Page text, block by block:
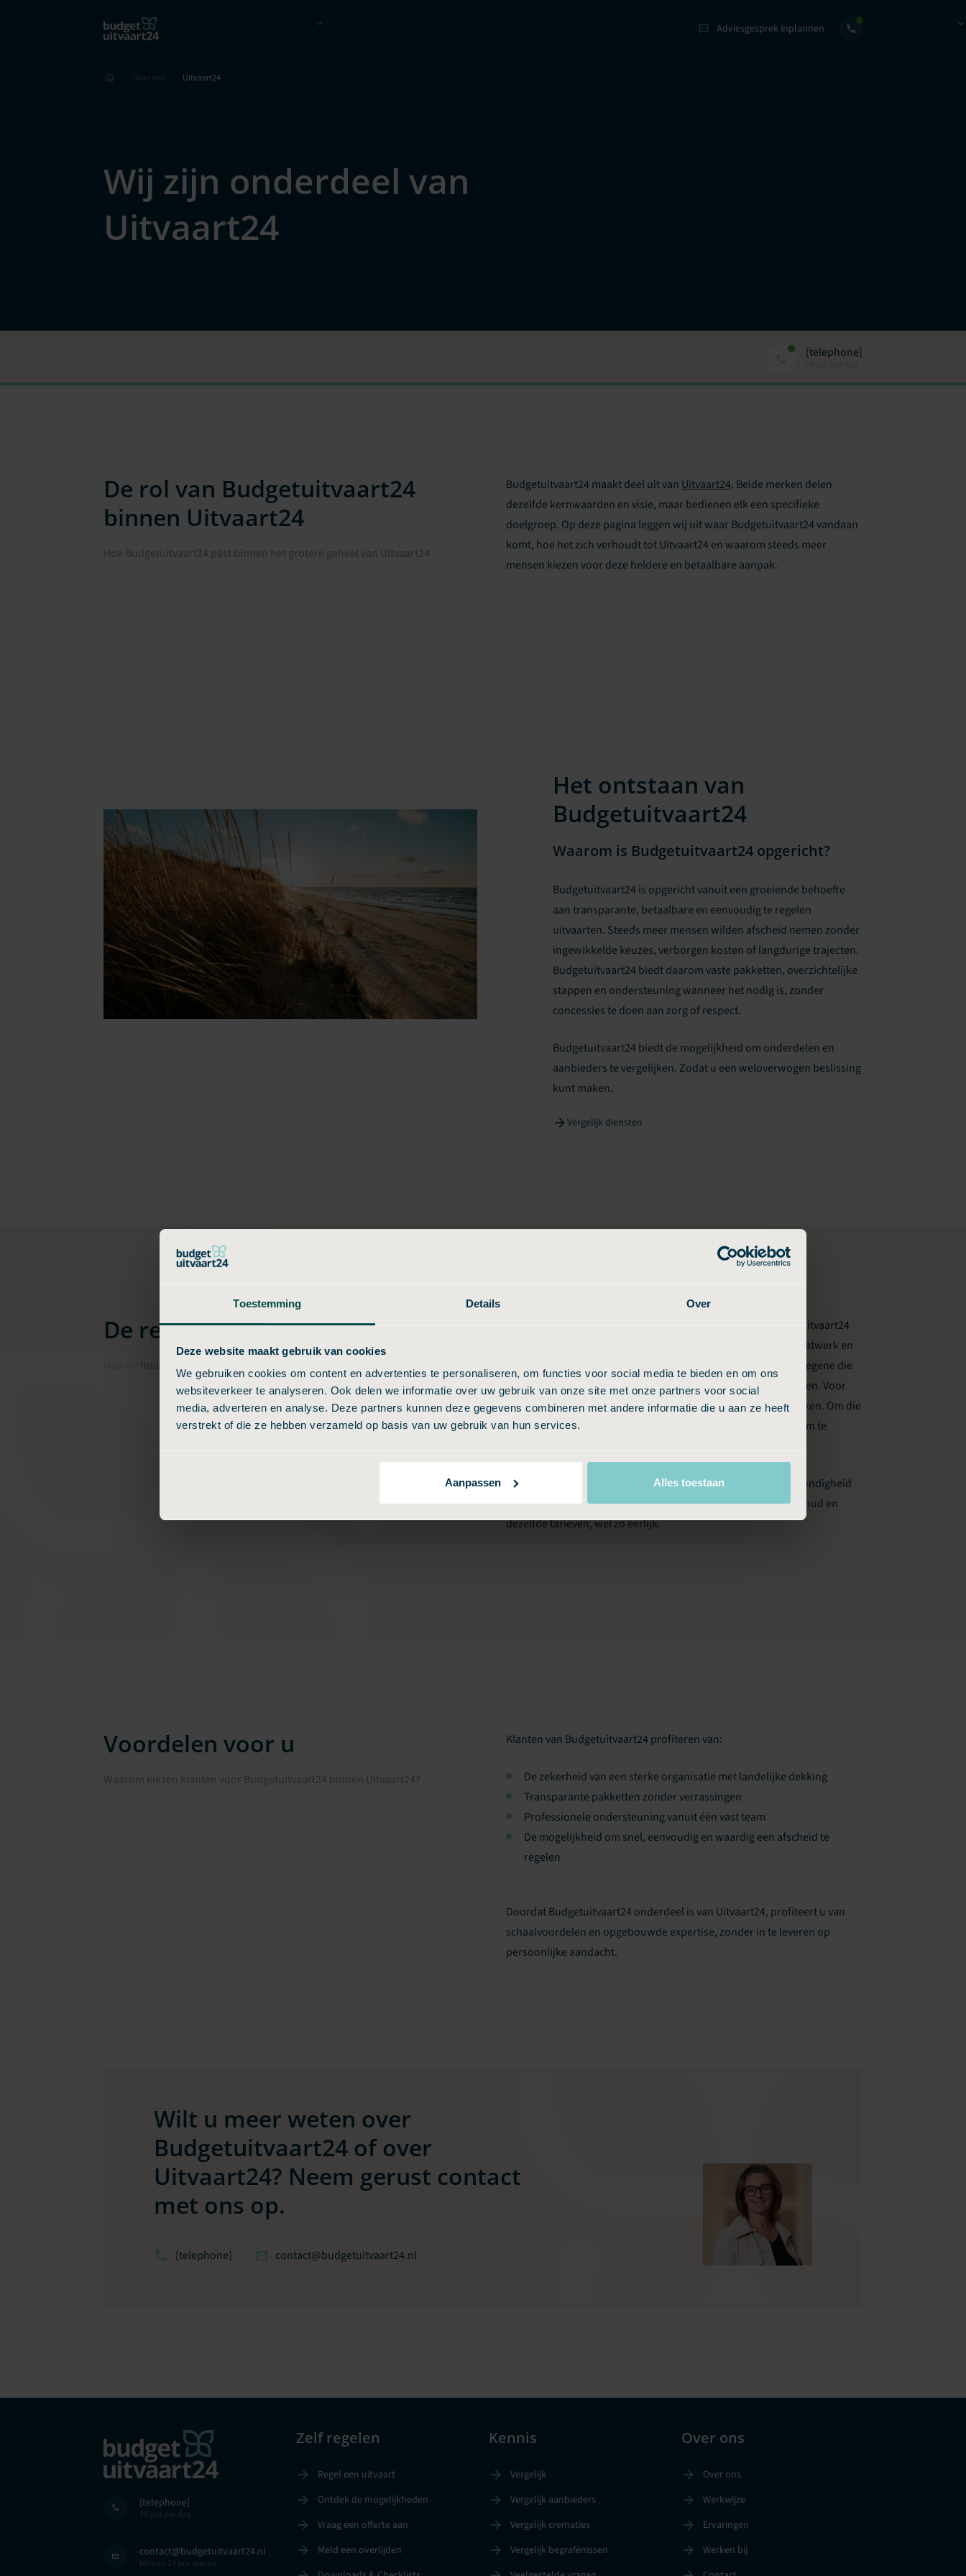
Toestemming Details Over
Deze website maakt gebruik van cookies
We gebruiken cookies om content en advertenties te personaliseren, om functies voor social media te bieden en om ons
websiteverkeer te analyseren. Ook delen we informatie over uw gebruik van onze site met onze partners voor social
media, adverteren en analyse. Deze partners kunnen deze gegevens combineren met andere informatie die u aan ze heeft
verstrekt of die ze hebben verzameld op basis van uw gebruik van hun services.
Aanpassen Alles toestaan
Adviesgesprek inplannen
Over ons Uitvaart24
Wij zijn onderdeel van
Uitvaart24
[telephone]
De rol van Budgetuitvaart24
binnen Uitvaart24
Hoe Budgetuitvaart24 past binnen het grotere geheel van Uitvaart24
Budgetuitvaart24 maakt deel uit van Uitvaart24. Beide merken delen
dezelfde kernwaarden en visie, maar bedienen elk een specifieke
doelgroep. Op deze pagina leggen wij uit waar Budgetuitvaart24 vandaan
komt, hoe het zich verhoudt tot Uitvaart24 en waarom steeds meer
mensen kiezen voor deze heldere en betaalbare aanpak.
Het ontstaan van
Budgetuitvaart24
Waarom is Budgetuitvaart24 opgericht?
Budgetuitvaart24 is opgericht vanuit een groeiende behoefte
aan transparante, betaalbare en eenvoudig te regelen
uitvaarten. Steeds meer mensen wilden afscheid nemen zonder
ingewikkelde keuzes, verborgen kosten of langdurige trajecten.
Budgetuitvaart24 biedt daarom vaste pakketten, overzichtelijke
stappen en ondersteuning wanneer het nodig is, zonder
concessies te doen aan zorg of respect.
Budgetuitvaart24 biedt de mogelijkheid om onderdelen en
aanbieders te vergelijken. Zodat u een weloverwogen beslissing
kunt maken.
Vergelijk diensten
De relatie met Uitvaart24
Hoe verhoudt Budgetuitvaart24 zich tot Uitvaart24?
Budgetuitvaart24 is één van de labels van Uitvaart24. Waarbij Uitvaart24
zich volledig richt op een brede doelgroep met de focus op maatwerk en
persoonlijke begeleiding, is Budgetuitvaart24 ontstaan voor diegene die
zich online wil oriënteren over de inhoud en kosten van diensten. Voor
diegene die prijsbewust is en in alle rust zelf zaken uit wilt zoeken. Om die
reden biedt Budgetuitvaart24 online veel mogelijkheden aan om te
Beide labels bieden echter exact dezelfde infrastructuur, deskundigheid
en toewijding. Diensten kennen bij beide merken dezelfde inhoud en
dezelfde tarieven, wel zo eerlijk.
Voordelen voor u
Waarom kiezen klanten voor Budgetuitvaart24 binnen Uitvaart24?
Klanten van Budgetuitvaart24 profiteren van:
De zekerheid van een sterke organisatie met landelijke dekking
Transparante pakketten zonder verrassingen
Professionele ondersteuning vanuit één vast team
De mogelijkheid om snel, eenvoudig en waardig een afscheid te
regelen
Doordat Budgetuitvaart24 onderdeel is van Uitvaart24, profiteert u van
schaalvoordelen en opgebouwde expertise, zonder in te leveren op
persoonlijke aandacht.
Wilt u meer weten over
Budgetuitvaart24 of over
Uitvaart24? Neem gerust contact
met ons op.
[telephone] contact@budgetuitvaart24.nl
[telephone]
24 uur per dag
contact@budgetuitvaart24.nl
binnen 24 uur reactie
Zelf regelen
Regel een uitvaart
Ontdek de mogelijkheden
Vraag een offerte aan
Meld een overlijden
Kennis
Vergelijk
Vergelijk aanbieders
Vergelijk crematies
Vergelijk begrafenissen
Over ons
Over ons
Werkwijze
Ervaringen
Werken bij